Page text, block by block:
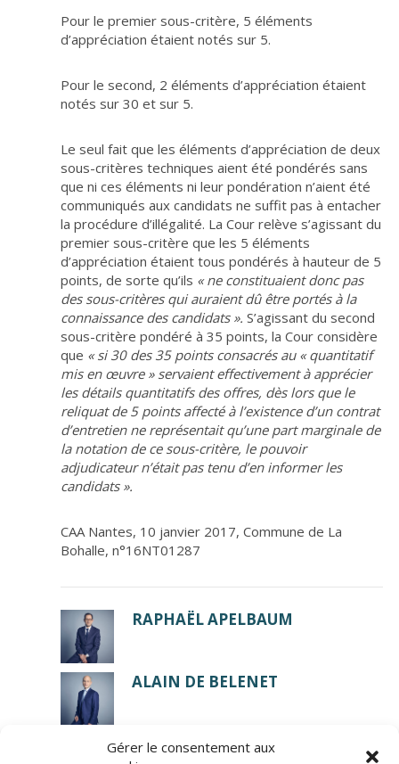
Gérer le consentement aux
Pour le premier sous-critère, 5 éléments
d’appréciation étaient notés sur 5.
Pour le second, 2 éléments d’appréciation étaient
notés sur 30 et sur 5.
Le seul fait que les éléments d’appréciation de deux
sous-critères techniques aient été pondérés sans
que ni ces éléments ni leur pondération n’aient été
communiqués aux candidats ne suffit pas à entacher
la procédure d’illégalité. La Cour relève s’agissant du
premier sous-critère que les 5 éléments
d’appréciation étaient tous pondérés à hauteur de 5
points, de sorte qu’ils « ne constituaient donc pas
des sous-critères qui auraient dû être portés à la
connaissance des candidats ». S’agissant du second
sous-critère pondéré à 35 points, la Cour considère
que « si 30 des 35 points consacrés au « quantitatif
mis en œuvre » servaient effectivement à apprécier
les détails quantitatifs des offres, dès lors que le
reliquat de 5 points affecté à l’existence d’un contrat
d’entretien ne représentait qu’une part marginale de
la notation de ce sous-critère, le pouvoir
adjudicateur n’était pas tenu d’en informer les
candidats ».
CAA Nantes, 10 janvier 2017, Commune de La
Bohalle, n°16NT01287
RAPHAËL APELBAUM
ALAIN DE BELENET